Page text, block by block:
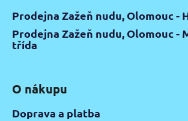
Prodejna Zažeň nudu, Olomouc -
Prodejna Zažeň nudu, Olomouc -
třída
O nákupu
Doprava a platba